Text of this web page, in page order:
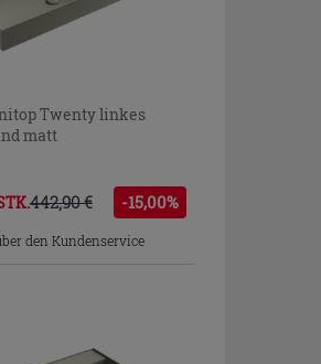
Twenty linkes
matt
442,90 € -15,00%
den Kundenservice